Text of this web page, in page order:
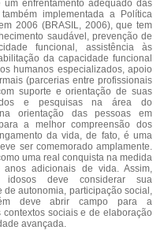
enfrentamento adequado das
implementada a Política
2006 (BRASIL, 2006), que tem
saudável, prevenção de
funcional, assistência às
da capacidade funcional
humanos especializados, apoio
(parcerias entre profissionais
suporte e orientação de suas
e pesquisas na área do
orientação das pessoas em
a melhor compreensão dos
da vida, de fato, é uma
ser comemorado amplamente.
uma real conquista na medida
adicionais de vida. Assim,
idosos deve considerar sua
autonomia, participação social,
deve abrir campo para a
sociais e de elaboração
avançada.